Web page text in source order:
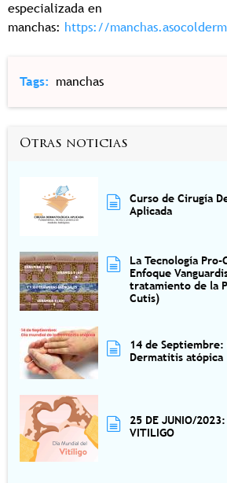
especializada en
manchas: https://
Tags manchas
Otras noticias
Curso de Cirugía
Aplicada
La Tecnología Pro-
Enfoque
tratamiento de la
Cutis)
14 de Septiembre:
Dermatitis atópica
25 DE JUNIO/2023:
VITILIGO